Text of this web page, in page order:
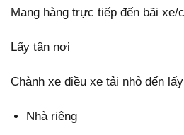
Mang hàng trực tiếp đến bãi xe/
Lấy tận nơi
Chành xe điều xe tải nhỏ đến
Nhà riêng